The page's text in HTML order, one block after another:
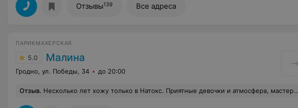
Отзывы139 Все адреса
ПАРИКМАХЕРСКАЯ
5.0 Малина
Гродно, ул. Победы, 34 до 20:00
Отзыв. Несколько лет хожу только в Натокс. Приятные девочки и атмосфера, мастер Анна на высоте! Подруги видели ее работу и тоже записались к ней. Все довольны.